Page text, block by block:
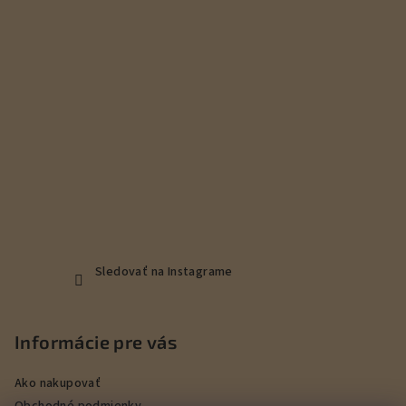
Sledovať na Instagrame
Informácie pre vás
Ako nakupovať